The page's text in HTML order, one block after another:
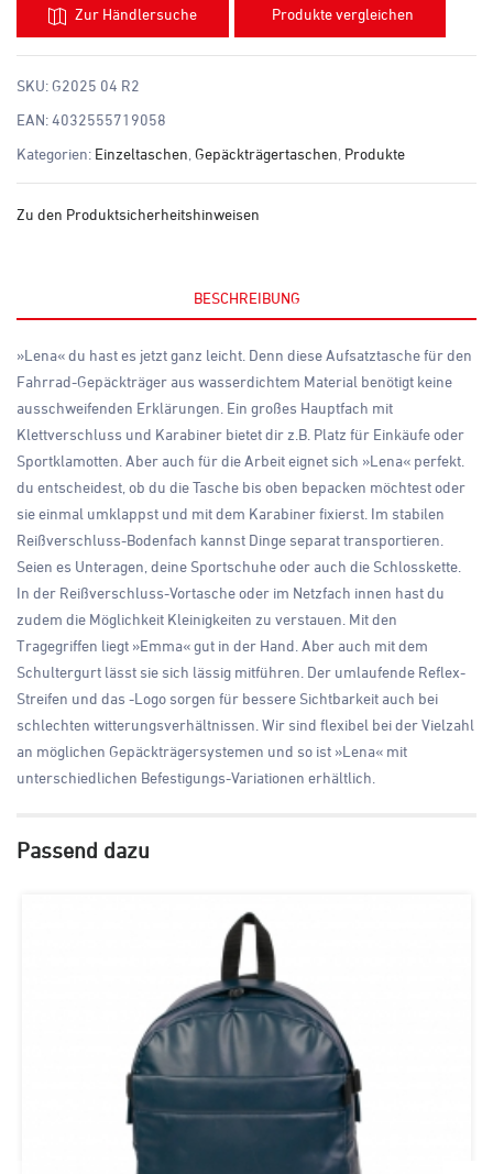
Zur Händlersuche Produkte vergleichen
SKU: G2025 04 R2
EAN:4032555719058
Kategorien: Einzeltaschen Gepäckträgertaschen Produkte
Zu den Produktsicherheitshinweisen
BESCHREIBUNG
»Lena« du hast es jetzt ganz leicht. Denn diese Aufsatztasche für den
Fahrrad-Gepäckträger aus wasserdichtem Material benötigt keine
ausschweifenden Erklärungen. Ein großes Hauptfach mit
Klettverschluss und Karabiner bietet dir z.B. Platz für Einkäufe oder
Sportklamotten. Aber auch für die Arbeit eignet sich »Lena« perfekt.
du entscheidest, ob du die Tasche bis oben bepacken möchtest oder
sie einmal umklappst und mit dem Karabiner fixierst. Im stabilen
Reißverschluss-Bodenfach kannst Dinge separat transportieren.
Seien es Unteragen, deine Sportschuhe oder auch die Schlosskette.
In der Reißverschluss-Vortasche oder im Netzfach innen hast du
zudem die Möglichkeit Kleinigkeiten zu verstauen. Mit den
Tragegriffen liegt »Emma« gut in der Hand. Aber auch mit dem
Schultergurt lässt sie sich lässig mitführen. Der umlaufende Reflex-
Streifen und das -Logo sorgen für bessere Sichtbarkeit auch bei
schlechten witterungsverhältnissen. Wir sind flexibel bei der Vielzahl
an möglichen Gepäckträgersystemen und so ist »Lena« mit
unterschiedlichen Befestigungs-Variationen erhältlich.
Passend dazu